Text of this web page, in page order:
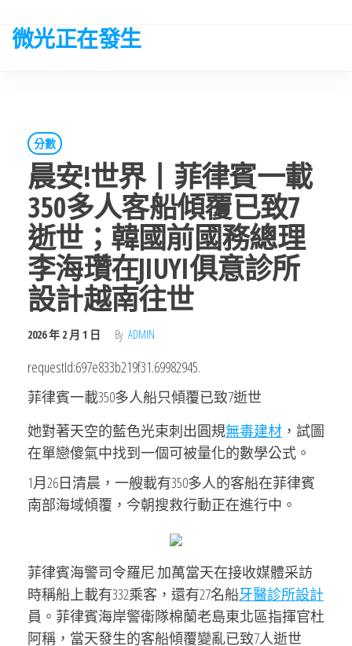
微光正在發生
分數
晨安!世界丨菲律賓一載
350多人客船傾覆已致7
逝世；韓國前國務總理
李海瓚在JIUYI俱意診所
設計越南往世
2026 年 2 月 1 日 By ADMIN
requestId:697e833b219f31.69982945.
菲律賓一載350多人船只傾覆已致7逝世
她對著天空的藍色光束刺出圓規無毒建材 ，試圖
在單戀傻氣中找到一個可被量化的數學公式。
1月26日清晨，一艘載有350多人的客船在菲律賓
南部海域傾覆，今朝搜救行動正在進行中。
菲律賓海警司令羅尼·加萬當天在接收媒體采訪
時稱船上載有332乘客，還有27名船牙醫診所設計
員。菲律賓海岸警衛隊棉蘭老島東北區指揮官杜
阿稱，當天發生的客船傾覆變亂已致7人逝世